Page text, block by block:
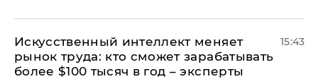
Искусственный интеллект меняет
рынок труда: кто сможет зарабатывать
более $100 тысяч в год – эксперты
15:43